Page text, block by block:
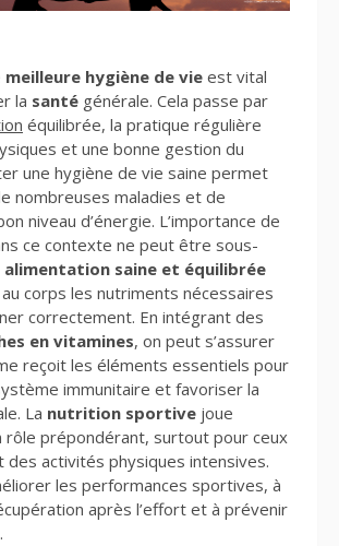
meilleure hygiène de vie est vital
la santé générale. Cela passe par
équilibrée, la pratique régulière
et une bonne gestion du
une hygiène de vie saine permet
nombreuses maladies et de
niveau d’énergie. L’importance de
ce contexte ne peut être sous-
alimentation saine et équilibrée
corps les nutriments nécessaires
correctement. En intégrant des
en vitamines, on peut s’assurer
reçoit les éléments essentiels pour
immunitaire et favoriser la
La nutrition sportive joue
rôle prépondérant, surtout pour ceux
des activités physiques intensives.
les performances sportives, à
après l’effort et à prévenir